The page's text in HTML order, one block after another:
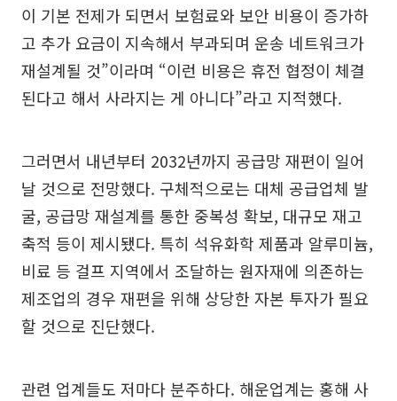
이 기본 전제가 되면서 보험료와 보안 비용이 증가하
고 추가 요금이 지속해서 부과되며 운송 네트워크가
재설계될 것”이라며 “이런 비용은 휴전 협정이 체결
된다고 해서 사라지는 게 아니다”라고 지적했다.
그러면서 내년부터 2032년까지 공급망 재편이 일어
날 것으로 전망했다. 구체적으로는 대체 공급업체 발
굴, 공급망 재설계를 통한 중복성 확보, 대규모 재고
축적 등이 제시됐다. 특히 석유화학 제품과 알루미늄,
비료 등 걸프 지역에서 조달하는 원자재에 의존하는
제조업의 경우 재편을 위해 상당한 자본 투자가 필요
할 것으로 진단했다.
관련 업계들도 저마다 분주하다. 해운업계는 홍해 사